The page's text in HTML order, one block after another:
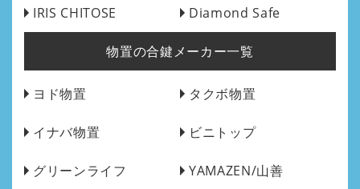
IRIS CHITOSE Diamond Safe
物置の合鍵メーカー一覧
ヨド物置 タクボ物置
イナバ物置 ビニトップ
グリーンライフ YAMAZEN/山善